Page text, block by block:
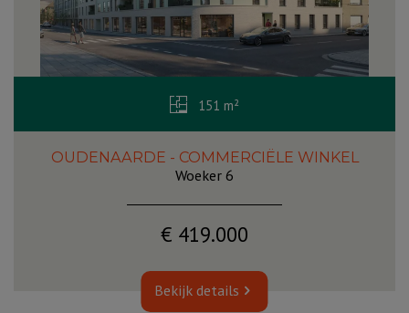
151 m²
OUDENAARDE - COMMERCIËLE WINKEL
Woeker 6
€ 419.000
Bekijk details